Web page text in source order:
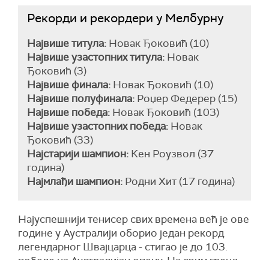
Рекорди и рекордери у Мелбурну
Највише титула: Новак Ђоковић (10)
Највише узастопних титула: Новак
Ђоковић (3)
Највише финала: Новак Ђоковић (10)
Највише полуфинала: Роџер Федерер (15)
Највише победа: Новак Ђоковић (103)
Највише узастопних победа: Новак
Ђоковић (33)
Најстарији шампион: Кен Роузвол (37
година)
Најмлађи шампион: Родни Хит (17 година)
Најуспешнији тенисер свих времена већ је ове
године у Аустралији оборио један рекорд
легендарног Швајцарца - стигао је до 103.